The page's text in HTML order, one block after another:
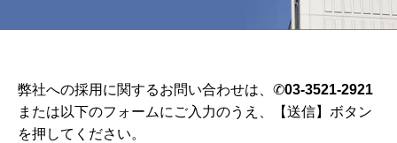
弊社への採用に関するお問い合わせは、✆03-3521-2921
または以下のフォームにご入力のうえ、【送信】ボタン
を押してください。